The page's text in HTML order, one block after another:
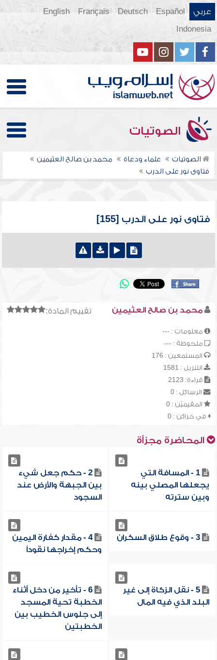
عربي Español
Deutsch
Français
English
Indonesia
الصوتيات
الصوتيات علماء ودعاة
محمد بن صالح العثيمين
فتاوى نور على الدرب
فتاوى نور على الدرب [155]
تقييم المادة: محمد بن صالح العثيمين
معلومات : ---
ملحوظة : ---
المستمعين : 176
التنزيل : 1581
قراءة: 2123
الرسائل : 0
المقيميّن : 0
في خزائن : 0
المحاضرة مجزأة
1 - المسافة التي
يجعلها المصلي بينه
وبين سترته
2 - حكم جعل شيء
بين الجبهة والأرض عند
السجود
3 - وقوع طلاق السكران
4 - مقدار كفارة اليمين
وحكم إخراجها نقوداً
5 - نقل الزكاة إلى غير
البلد الذي فيه المال
6 - تأخير من دخل أثناء
الخطبة تحية المسجد
إلى جلوس الخطيب بين
الخطبتين